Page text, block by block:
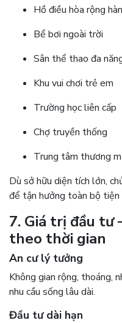
Hồ điều hòa rộng
Bể bơi ngoài trời
Sân thể thao đa
Khu vui chơi trẻ em
Trường học liên cấp
Chợ truyền thống
Trung tâm thương
Dù sở hữu diện tích lớn,
để tận hưởng toàn bộ tiện
7. Giá trị đầu tư
theo thời gian
An cư lý tưởng
Không gian rộng, thoáng,
nhu cầu sống lâu dài.
Đầu tư dài hạn